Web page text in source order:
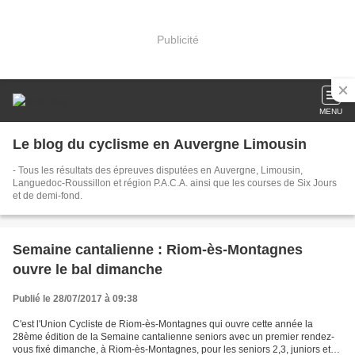
Publicité
MENU
Le blog du cyclisme en Auvergne Limousin
- Tous les résultats des épreuves disputées en Auvergne, Limousin,
Languedoc-Roussillon et région P.A.C.A. ainsi que les courses de Six Jours
et de demi-fond.
Semaine cantalienne : Riom-ès-Montagnes
ouvre le bal dimanche
Publié le 28/07/2017 à 09:38
C'est l'Union Cycliste de Riom-ès-Montagnes qui ouvre cette année la
28ème édition de la Semaine cantalienne seniors avec un premier rendez-
vous fixé dimanche, à Riom-ès-Montagnes, pour les seniors 2,3, juniors et